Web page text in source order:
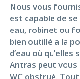
Nous vous
est capable de
eau, robinet ou
bien outillé a la
d’eau où
Antras peut vous
WC obstrué.